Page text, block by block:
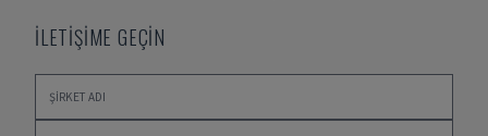
İLETİŞİME GEÇİN